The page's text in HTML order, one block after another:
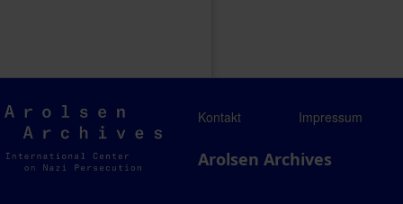
Arolsen
Archives
Kontakt Impressum
Arolsen Archives